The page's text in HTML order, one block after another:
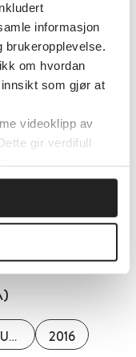
informasjon
brukeropplevelse.
om hvordan
som gjør at
videoklipp av
gir verdifull
Statens undersøkelseskommisjon for helse- og omsorgstjenesten (UKOM)
fagstoff til
FNs befolkningsfond (UNFPA) 2016